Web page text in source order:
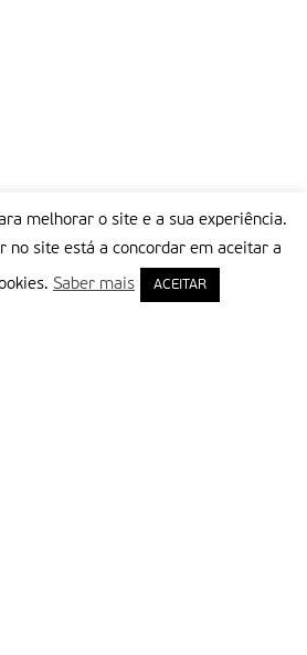
melhorar o site e a sua experiência.
no site está a concordar em aceitar a
Saber mais ACEITAR